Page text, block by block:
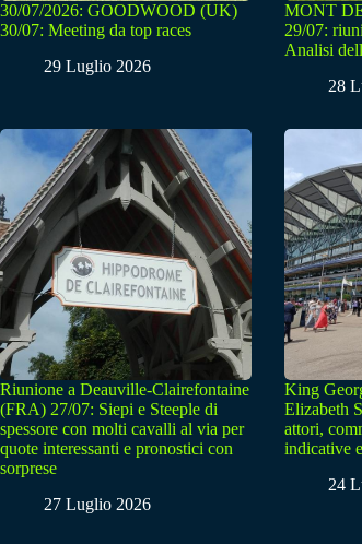
30/07/2026: GOODWOOD (UK)
30/07: Meeting da top races
29 Luglio 2026
MONT
29/07:
Analisi
28
Riunione a Deauville-Clairefontaine
(FRA) 27/07: Siepi e Steeple di
spessore con molti cavalli al via per
quote interessanti e pronostici con
sorprese
27 Luglio 2026
King
Elizabeth
attori,
indicative
24